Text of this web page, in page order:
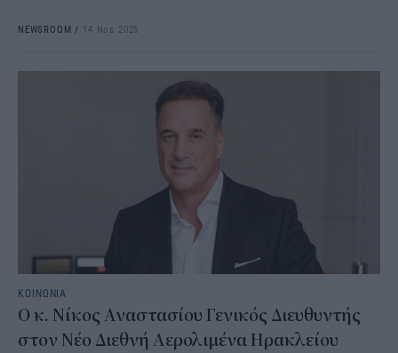
NEWSROOM / 14 Νοε 2025
ΚΟΙΝΩΝΙΑ
Ο κ. Νίκος Αναστασίου Γενικός Διευθυντής
στον Νέο Διεθνή Αερολιμένα Ηρακλείου